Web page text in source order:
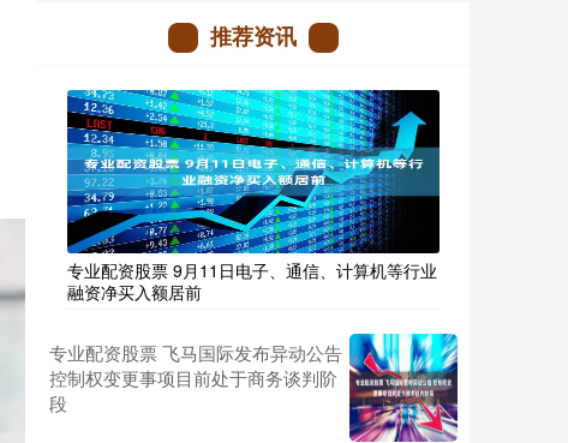
推荐资讯
专业配资股票 9月11日电子、通信、计算机等行业
融资净买入额居前
专业配资股票 飞马国际发布异动公告
控制权变更事项目前处于商务谈判阶
段